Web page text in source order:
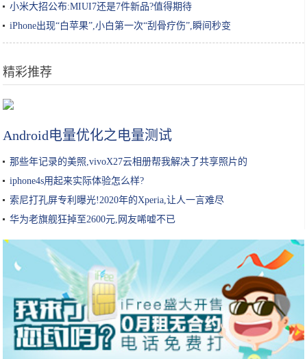
小米大招公布:MIUI7还是7件新品?值得期待
iPhone出现“白苹果”,小白第一次“刮骨疗伤”,瞬间秒变
精彩推荐
Android电量优化之电量测试
那些年记录的美照,vivoX27云相册帮我解决了共享照片的
iphone4s用起来实际体验怎么样?
索尼打孔屏专利曝光!2020年的Xperia,让人一言难尽
华为老旗舰狂掉至2600元,网友唏嘘不已